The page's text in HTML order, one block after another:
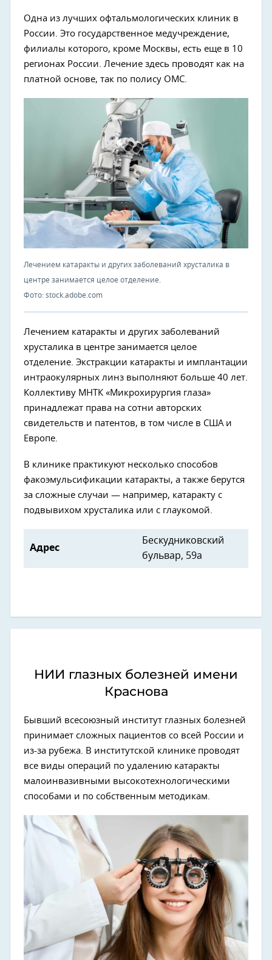
Одна из лучших офтальмологических клиник в
России. Это государственное медучреждение,
филиалы которого, кроме Москвы, есть еще в 10
регионах России. Лечение здесь проводят как на
платной основе, так по полису ОМС.
Лечением катаракты и других заболеваний хрусталика в
центре занимается целое отделение.
Фото: stock.adobe.com
Лечением катаракты и других заболеваний
хрусталика в центре занимается целое
отделение. Экстракции катаракты и имплантации
интраокулярных линз выполняют больше 40 лет.
Коллективу МНТК «Микрохирургия глаза»
принадлежат права на сотни авторских
свидетельств и патентов, в том числе в США и
Европе.
В клинике практикуют несколько способов
факоэмульсификации катаракты, а также берутся
за сложные случаи — например, катаракту с
подвывихом хрусталика или с глаукомой.
Адрес
Бескудниковский
бульвар, 59а
НИИ глазных болезней имени
Краснова
Бывший всесоюзный институт глазных болезней
принимает сложных пациентов со всей России и
из-за рубежа. В институтской клинике проводят
все виды операций по удалению катаракты
малоинвазивными высокотехнологическими
способами и по собственным методикам.